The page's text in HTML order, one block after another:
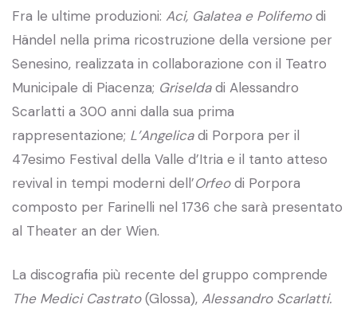
Fra le ultime produzioni: Aci, Galatea e Polifemodi
Händel nella prima ricostruzione della versione per
Senesino, realizzata in collaborazione con il Teatro
Municipale di Piacenza; Griseldadi Alessandro
Scarlatti a 300 anni dalla sua prima
rappresentazione; L’Angelicadi Porpora per il
47esimo Festival della Valle d’Itria e il tanto atteso
revival in tempi moderni dell’Orfeodi Porpora
composto per Farinelli nel 1736 che sarà presentato
al Theater an der Wien.
La discografia più recente del gruppo comprende
The Medici Castrato(Glossa), Alessandro Scarlatti.